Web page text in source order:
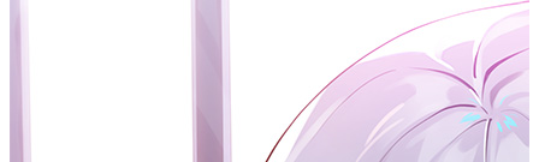
：非常适合处理异步任务，如用户交互、网络